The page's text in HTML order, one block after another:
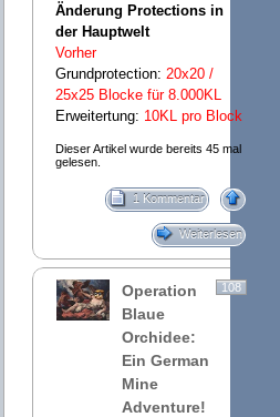
Änderung Protections in
der Hauptwelt
Vorher
Grundprotection: 20x20 /
25x25 Blocke für 8.000KL
Erweitertung: 10KL pro Block
Dieser Artikel wurde bereits 45 mal
gelesen.
1 Kommentar
Weiterlesen
108
Operation
Blaue
Orchidee:
Ein German
Mine
Adventure!